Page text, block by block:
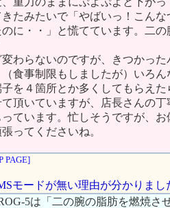
たみたいで「やばいっ！こん
に・・」と慌てています。二
わらないのですが、きつかっ
食事制限もしましたが）いろ
を４箇所とか多くしてもらえ
頂いていますが、店長さんの
ています。忙しそうですが、
ってくださいね。
PAGE]
モードが無い理由が分かりまし
5は「二の腕の脂肪を燃焼さ